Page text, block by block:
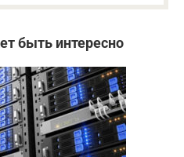
быть интересно